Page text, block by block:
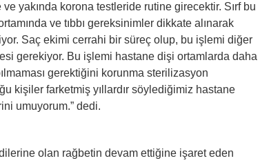
yakında korona testleride rutine girecektir. Sırf bu
ve tıbbı gereksinimler dikkate alınarak
Saç ekimi cerrahi bir süreç olup, bu işlemi diğer
gerekiyor. Bu işlemi hastane dişi ortamlarda daha
gerektiğini korunma sterilizasyon
kişiler farketmiş yıllardır söylediğimiz hastane
umuyorum.” dedi.
olan rağbetin devam ettiğine işaret eden